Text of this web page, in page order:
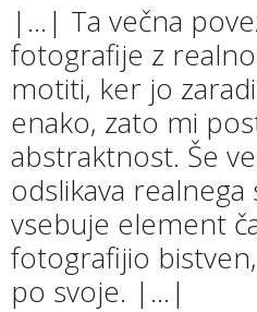
|…| Ta večna
fotografije z
motiti, ker jo
enako, zato mi
abstraktnost. Še
odslikava realnega
vsebuje element
fotografijio
po svoje. |…|